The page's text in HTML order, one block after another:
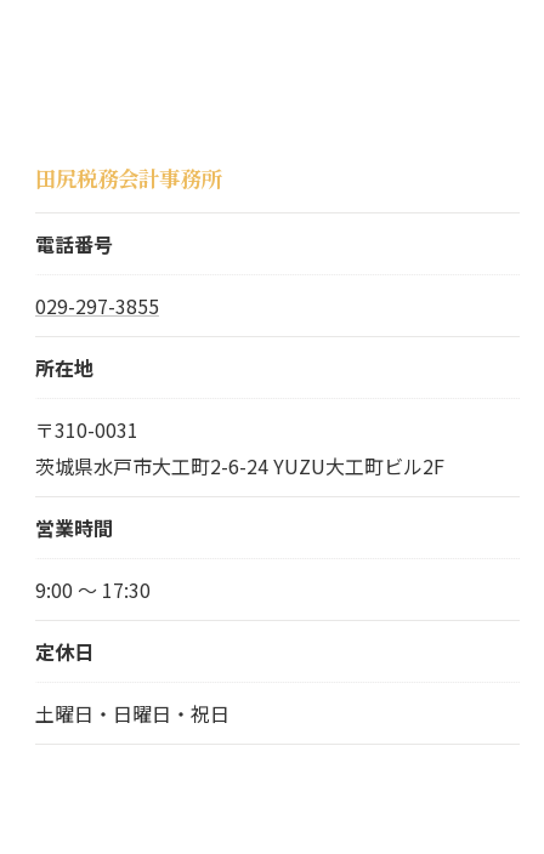
田尻税務会計事務所
電話番号
029-297-3855
所在地
〒310-0031
茨城県水戸市大工町2-6-24 YUZU大工町ビル2F
営業時間
9:00 〜 17:30
定休日
土曜日・日曜日・祝日